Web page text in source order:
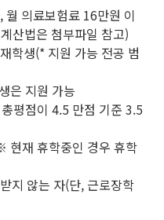
의료보험료 16만원 이
산법은 첨부파일 참고)
학생(* 지원 가능 전공 범
은 지원 가능
평점이 4.5 만점 기준 3.5
현재 휴학중인 경우 휴학
지 않는 자(단, 근로장학